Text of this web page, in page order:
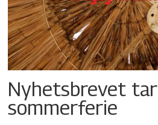
Nyhetsbrevet tar
sommerferie